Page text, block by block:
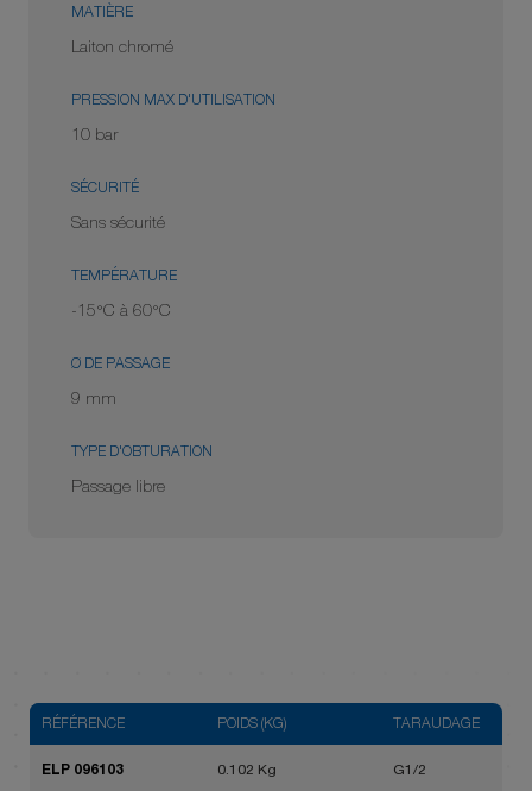
MATIÈRE
Laiton chromé
PRESSION MAX D'UTILISATION
10 bar
SÉCURITÉ
Sans sécurité
TEMPÉRATURE
-15°C à 60°C
Ø DE PASSAGE
9 mm
TYPE D'OBTURATION
Passage libre
RÉFÉRENCE POIDS (KG) TARAUDAGE
ELP 096103 0.102 Kg G1/2